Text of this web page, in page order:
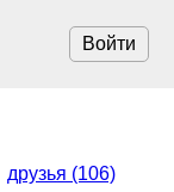
Войти
друзья (106)